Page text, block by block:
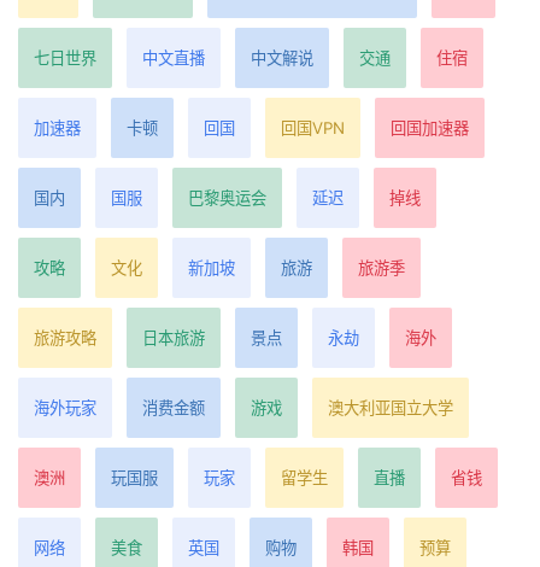
七日世界 中文直播 中文解说 交通 住宿
加速器 卡顿 回国 回国VPN 回国加速器
国内 国服 巴黎奥运会 延迟 掉线
攻略 文化 新加坡 旅游 旅游季
旅游攻略 日本旅游 景点 永劫 海外
海外玩家 消费金额 游戏 澳大利亚国立大学
澳洲 玩国服 玩家 留学生 直播 省钱
网络 美食 英国 购物 韩国 预算